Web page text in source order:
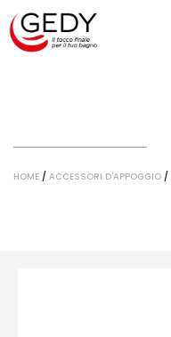
HOME / ACCESSORI D'APPOGGIO /